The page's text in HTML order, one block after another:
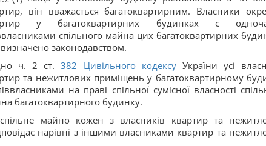
він вважається багатоквартирним. Власники
у багатоквартирних будинках є
спільного майна цих багатоквартирних
законодавством.
ч. 2 ст. 382 Цивільного кодексуУкраїни усі
та нежитлових приміщень у багатоквартирному
на праві спільної сумісної власності
багатоквартирного будинку.
майно кожен з власників квартир та
нарівні з іншими власниками квартир та